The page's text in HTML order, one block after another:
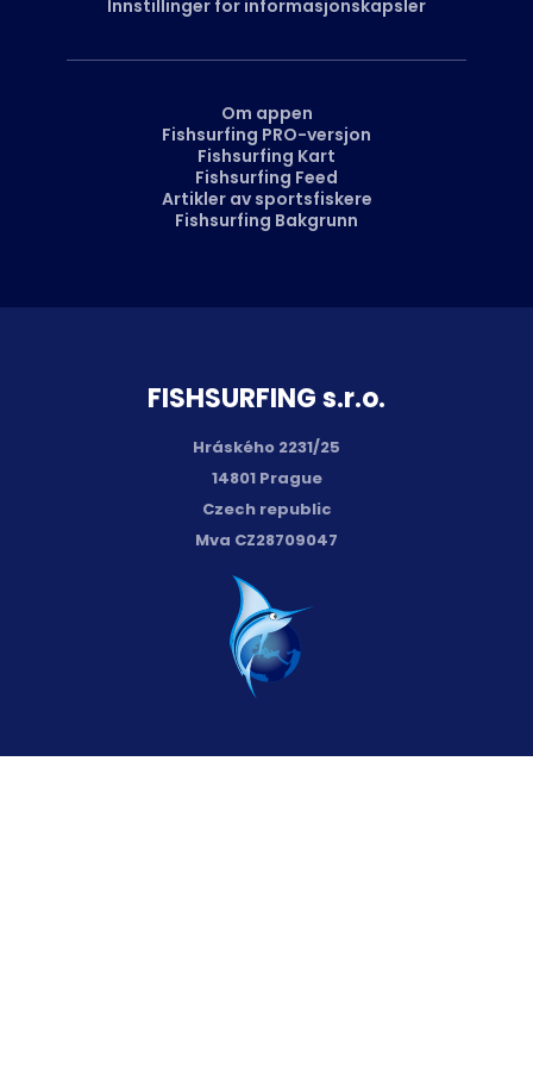
FISH­SURFING s.r.o.
Hráského 2231/25
14801 Prague
Czech republic
Mva CZ28709047
Innstillinger for informasjonskapsler
Om appen
Fishsurfing PRO-versjon
Fishsurfing Kart
Fishsurfing Feed
Artikler av sportsfiskere
Fishsurfing Bakgrunn